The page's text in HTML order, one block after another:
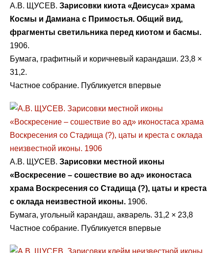
А.В. ЩУСЕВ. Зарисовки киота «Деисуса» храма
Космы и Дамиана с Примостья. Общий вид,
фрагменты светильника перед киотом и басмы.
1906.
Бумага, графитный и коричневый карандаши. 23,8 ×
31,2.
Частное собрание. Публикуется впервые
А.В. ЩУСЕВ. Зарисовки местной иконы
«Воскресение – сошествие во ад» иконостаса
храма Воскресения со Стадища (?), цаты и креста
с оклада неизвестной иконы. 1906.
Бумага, угольный карандаш, акварель. 31,2 × 23,8
Частное собрание. Публикуется впервые